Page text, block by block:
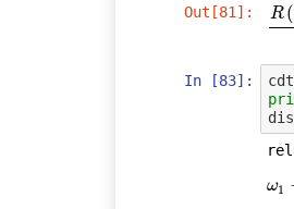
Out[81]:
R (
R(−
In [83]:
ω1
ω1